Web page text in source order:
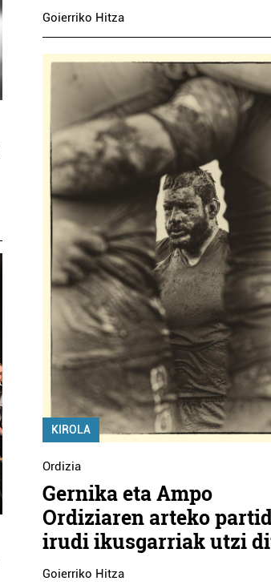
Goierriko Hitza
KIROLA
Ordizia
Gernika eta Ampo
Ordiziaren arteko
irudi ikusgarriak utzi
Goierriko Hitza